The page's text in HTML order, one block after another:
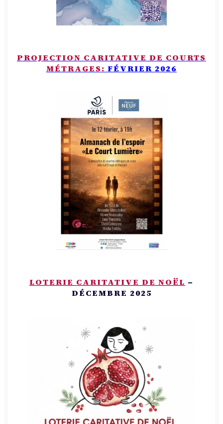
PROJECTION CARITATIVE DE COURTS
MÉTRAGES: FÉVRIER 2026
LOTERIE CARITATIVE DE NOËL –
DÉCEMBRE 2025